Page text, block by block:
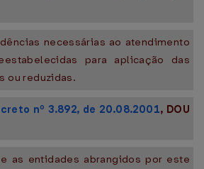
necessárias ao atendimento
para aplicação das
ou reduzidas.
nº 3.892, de 20.08.2001, DOU
as entidades abrangidos por este